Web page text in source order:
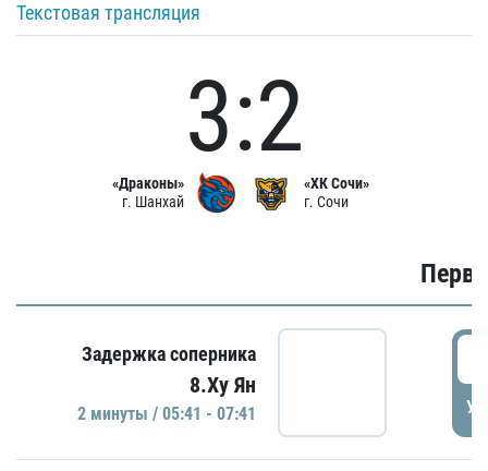
Текстовая трансляция
«Драконы»
г. Шанхай
3:2
«ХК Сочи»
г. Сочи
Задержка соперника
8.Ху Ян
2 минуты / 05:41 - 07:41